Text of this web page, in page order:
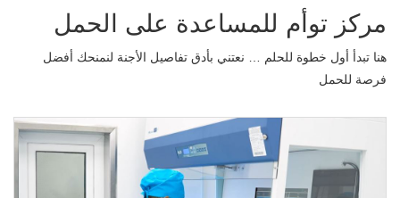
مركز توأم للمساعدة على الحمل
هنا تبدأ أول خطوة للحلم … نعتني بأدق تفاصيل الأجنة لنمنحك أفضل
فرصة للحمل